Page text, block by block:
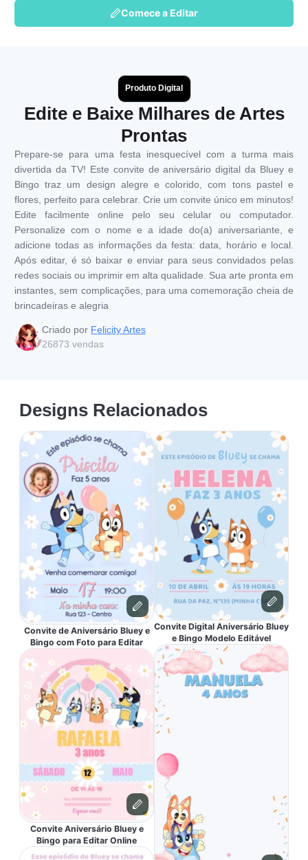
Comece a Editar
Produto Digital
Edite e Baixe Milhares de Artes
Prontas
Prepare-se para uma festa inesquecível com a turma mais
divertida da TV! Este convite de aniversário digital da Bluey e
Bingo traz um design alegre e colorido, com tons pastel e
flores, perfeito para celebrar. Crie um convite único em minutos!
Edite facilmente online pelo seu celular ou computador.
Personalize com o nome e a idade do(a) aniversariante, e
adicione todas as informações da festa: data, horário e local.
Após editar, é só baixar e enviar para seus convidados pelas
redes sociais ou imprimir em alta qualidade. Sua arte pronta em
instantes, sem complicações, para uma comemoração cheia de
brincadeiras e alegria
Criado por Felicity Artes
26873 vendas
Designs Relacionados
Convite de Aniversário Bluey e
Bingo com Foto para Editar
Convite Aniversário Bluey e
Bingo para Editar Online
Convite Digital Aniversário Bluey
e Bingo Modelo Editável